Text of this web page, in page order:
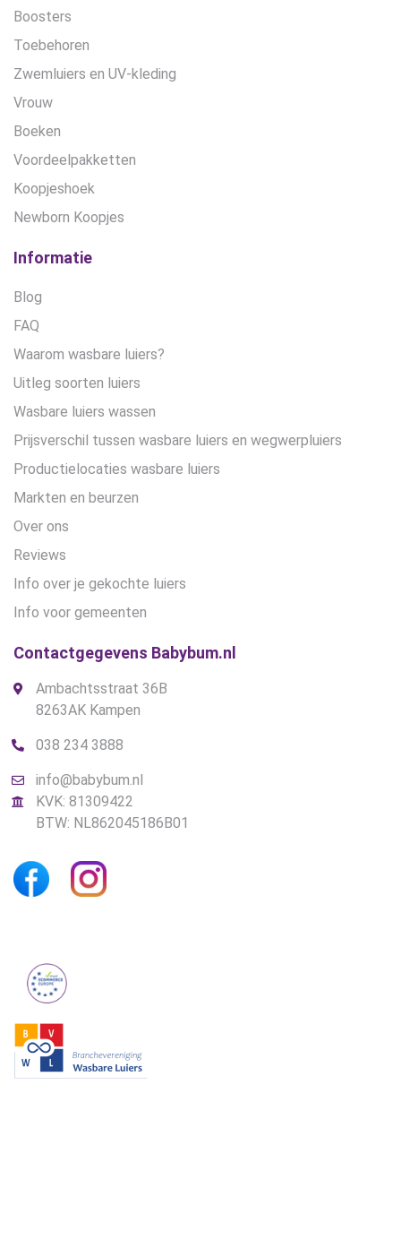
Boosters
Toebehoren
Zwemluiers en UV-kleding
Vrouw
Boeken
Voordeelpakketten
Koopjeshoek
Newborn Koopjes
Informatie
Blog
FAQ
Waarom wasbare luiers?
Uitleg soorten luiers
Wasbare luiers wassen
Prijsverschil tussen wasbare luiers en wegwerpluiers
Productielocaties wasbare luiers
Markten en beurzen
Over ons
Reviews
Info over je gekochte luiers
Info voor gemeenten
Contactgegevens Babybum.nl
Ambachtsstraat 36B
8263AK Kampen
038 234 3888
info@babybum.nl
KVK: 81309422
BTW: NL862045186B01